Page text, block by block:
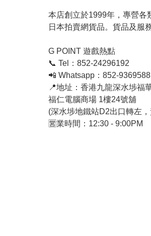
本店創立於1999年，專營各
日本拍賣網貨品。貨品及服
G POINT 遊戲熱點
📞 Tel：852-24296192
📲 Whatsapp：852-
📍地址：香港九龍深水埗福
福仁電腦商場 1樓24號舖
(深水埗地鐵站D2出口轉左
🈺業時間：12:30 - 9:00PM